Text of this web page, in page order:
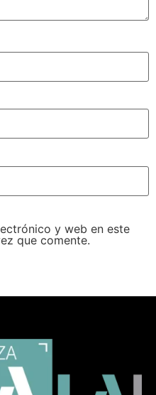
y web en este
que comente.